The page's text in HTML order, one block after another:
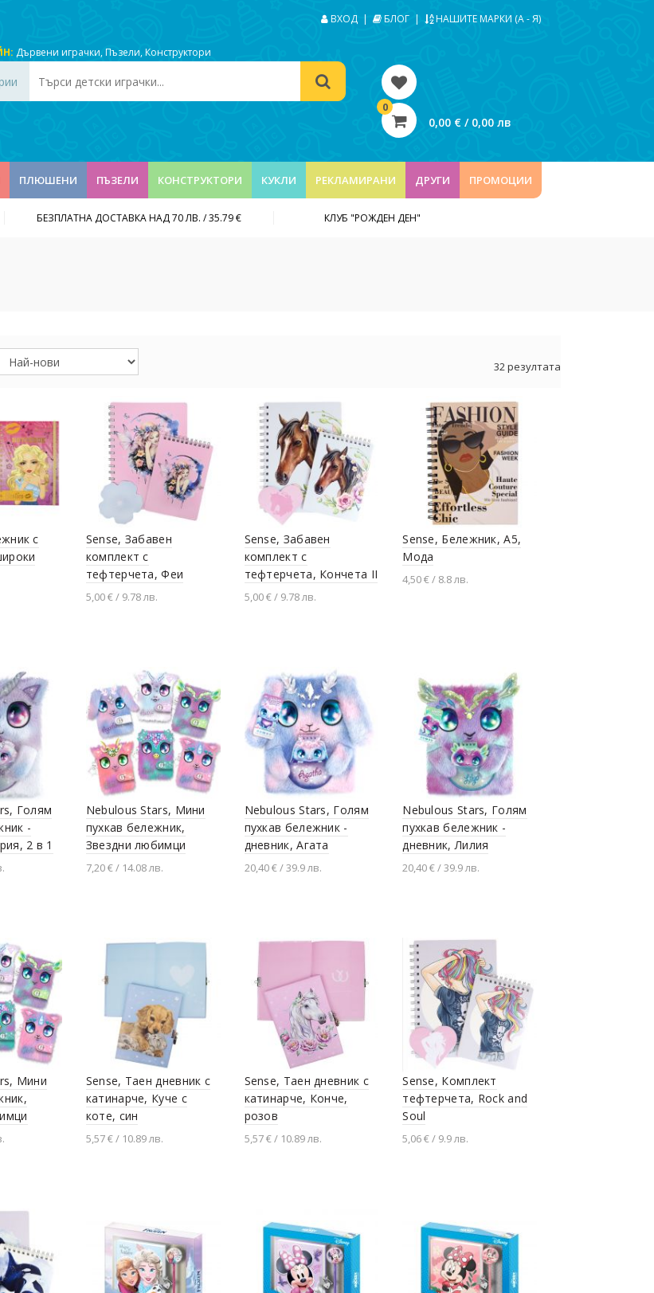
ВХОД | БЛОГ | НАШИТЕ МАРКИ (А - Я)
Дървени играчки,Пъзели,Конструктори
0
0,00 € / 0,00 лв
ПЛЮШЕНИ ПЪЗЕЛИ КОНСТРУКТОРИ КУКЛИ РЕКЛАМИРАНИ ДРУГИ ПРОМОЦИИ
БЕЗПЛАТНА ДОСТАВКА НАД 70 ЛВ. / 35.79 € КЛУБ "РОЖДЕН ДЕН"
32 резултата
с
Sense, Забавен
комплект с
тефтерчета, Феи
5,00 € / 9.78 лв.
Sense, Забавен
комплект с
тефтерчета, Кончета II
5,00 € / 9.78 лв.
Sense, Бележник, A5,
Мода
4,50 € / 8.8 лв.
Голям
-
2 в 1
Nebulous Stars, Мини
пухкав бележник,
Звездни любимци
7,20 € / 14.08 лв.
Nebulous Stars, Голям
пухкав бележник -
дневник, Агата
20,40 € / 39.9 лв.
Nebulous Stars, Голям
пухкав бележник -
дневник, Лилия
20,40 € / 39.9 лв.
Мини
Sense, Таен дневник с
катинарче, Куче с
коте, син
5,57 € / 10.89 лв.
Sense, Таен дневник с
катинарче, Конче,
розов
5,57 € / 10.89 лв.
Sense, Комплект
тефтерчета, Rock and
Soul
5,06 € / 9.9 лв.